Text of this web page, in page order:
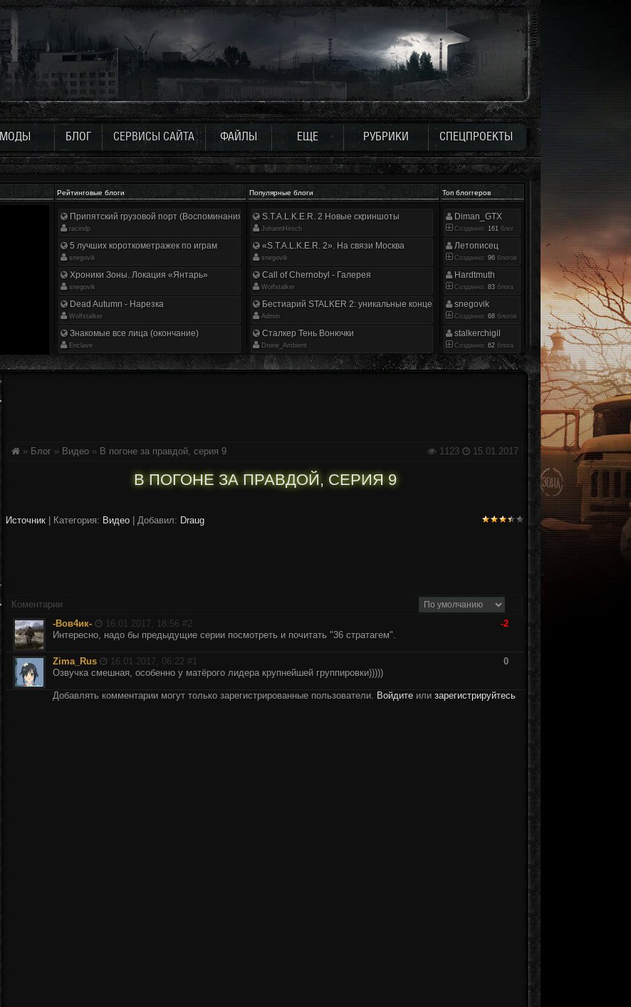
МОДЫ БЛОГ СЕРВИСЫ САЙТА ФАЙЛЫ ЕЩЕ РУБРИКИ СПЕЦПРОЕКТЫ
Рейтинговые блоги Популярные блоги Топ блоггеров
Припятский грузовой порт (Воспоминания ликвидатора)
racindp
5 лучших короткометражек по играм
snegovik
Хроники Зоны. Локация «Янтарь»
snegovik
Dead Autumn - Нарезка
Wolfstalker
Знакомые все лица (окончание)
Enclave
S.T.A.L.K.E.R. 2 Новые скриншоты
JohannHirsch
«S.T.A.L.K.E.R. 2». На связи Москва
snegovik
Call of Chernobyl - Галерея
Wolfstalker
Бестиарий STALKER 2: уникальные концепт-арты
Аdmin
Сталкер Тень Вонючки
Drone_Ambient
Diman_GTX
Созданно: 161 блог
Летописец
Созданно: 96 блогов
Hardtmuth
Созданно: 83 блога
snegovik
Созданно: 68 блогов
stalkerchigil
Созданно: 62 блога
1123 15.01.2017
» Блог » Видео » В погоне за правдой, серия 9
В ПОГОНЕ ЗА ПРАВДОЙ, СЕРИЯ 9
Источник Категория: Видео | Добавил: Draug
Коментарии
-Вов4ик-
16.01.2017, 18:56 #2
-2
Интересно, надо бы предыдущие серии посмотреть и почитать "36 стратагем".
Zima_Rus 16.01.2017, 06:22 #1
0
Озвучка смешная, особенно у матёрого лидера крупнейшей группировки)))))
Добавлять комментарии могут только зарегистрированные пользователи. Войдите или зарегистрируйтесь